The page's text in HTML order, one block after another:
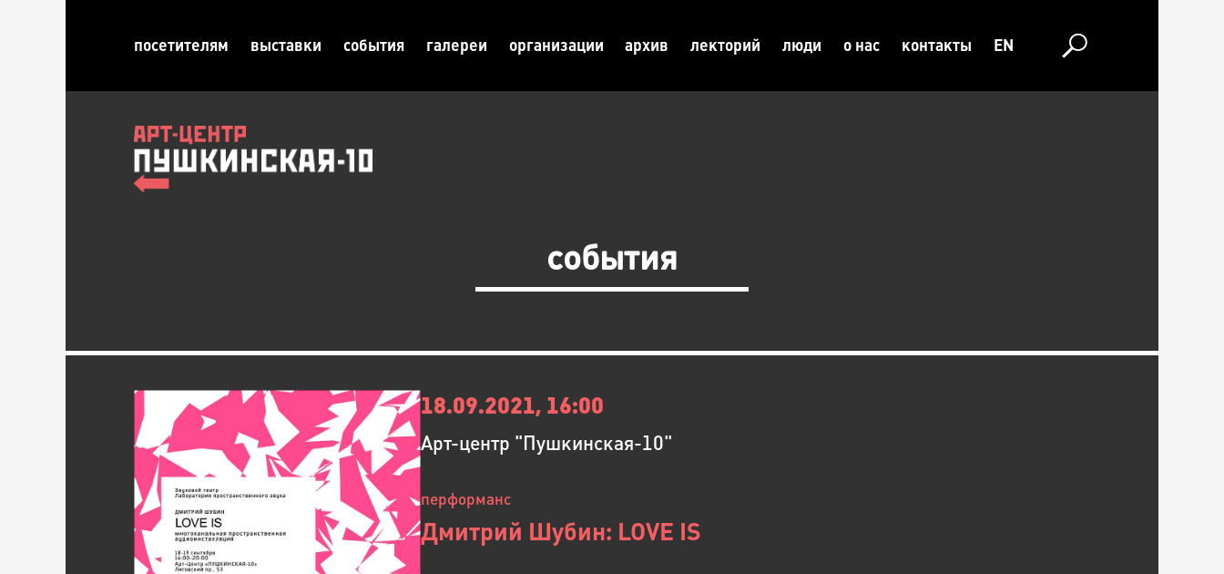
посетителям выставки события галереи организации архив лекторий люди о нас контакты EN
события
18.09.2021, 16:00
Арт-центр "Пушкинская-10"
перформанс
Дмитрий Шубин: LOVE IS